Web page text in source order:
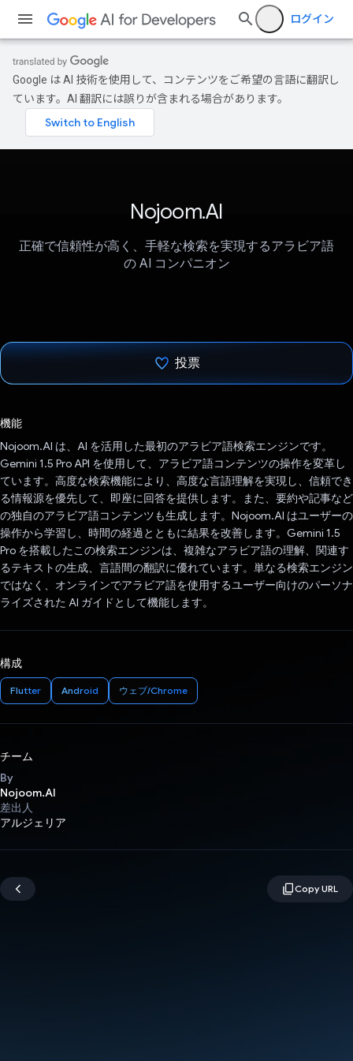
ログイン
Google は AI 技術を使用して、コンテンツをご希望の言語に翻訳し
ています。AI 翻訳には誤りが含まれる場合があります。
Nojoom.AI
正確で信頼性が高く、手軽な検索を実現するアラビア語
の AI コンパニオン
投票
機能
Nojoom.AI は、AI を活用した最初のアラビア語検索エンジンです。
Gemini 1.5 Pro API を使用して、アラビア語コンテンツの操作を変革し
ています。高度な検索機能により、高度な言語理解を実現し、信頼でき
る情報源を優先して、即座に回答を提供します。また、要約や記事など
の独自のアラビア語コンテンツも生成します。Nojoom.AI はユーザーの
操作から学習し、時間の経過とともに結果を改善します。Gemini 1.5
Pro を搭載したこの検索エンジンは、複雑なアラビア語の理解、関連す
るテキストの生成、言語間の翻訳に優れています。単なる検索エンジン
ではなく、オンラインでアラビア語を使用するユーザー向けのパーソナ
ライズされた AI ガイドとして機能します。
構成
Flutter Android ウェブ/Chrome
チーム
By
Nojoom.AI
差出人
アルジェリア